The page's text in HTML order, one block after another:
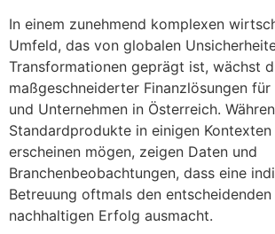
In einem zunehmend komplexen
Umfeld, das von globalen
Transformationen geprägt ist, wächst
maßgeschneiderter Finanzlösungen
und Unternehmen in Österreich.
Standardprodukte in einigen Kontexten
erscheinen mögen, zeigen Daten und
Branchenbeobachtungen, dass eine
Betreuung oftmals den
nachhaltigen Erfolg ausmacht.